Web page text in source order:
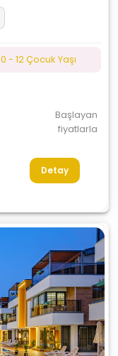
0 - 12 Çocuk Yaşı
Başlayan
fiyatlarla
Detay